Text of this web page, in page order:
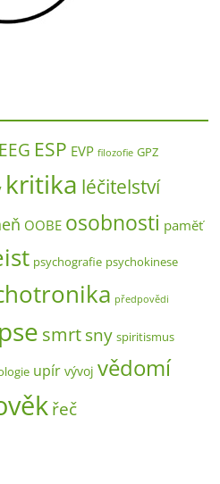
EEG ESP EVP filozofie GPZ
kritika léčitelství
OOBE osobnosti paměť
psychografie psychokinese
předpovědi
smrtsny spiritismus
upír vývoj vědomí
řeč